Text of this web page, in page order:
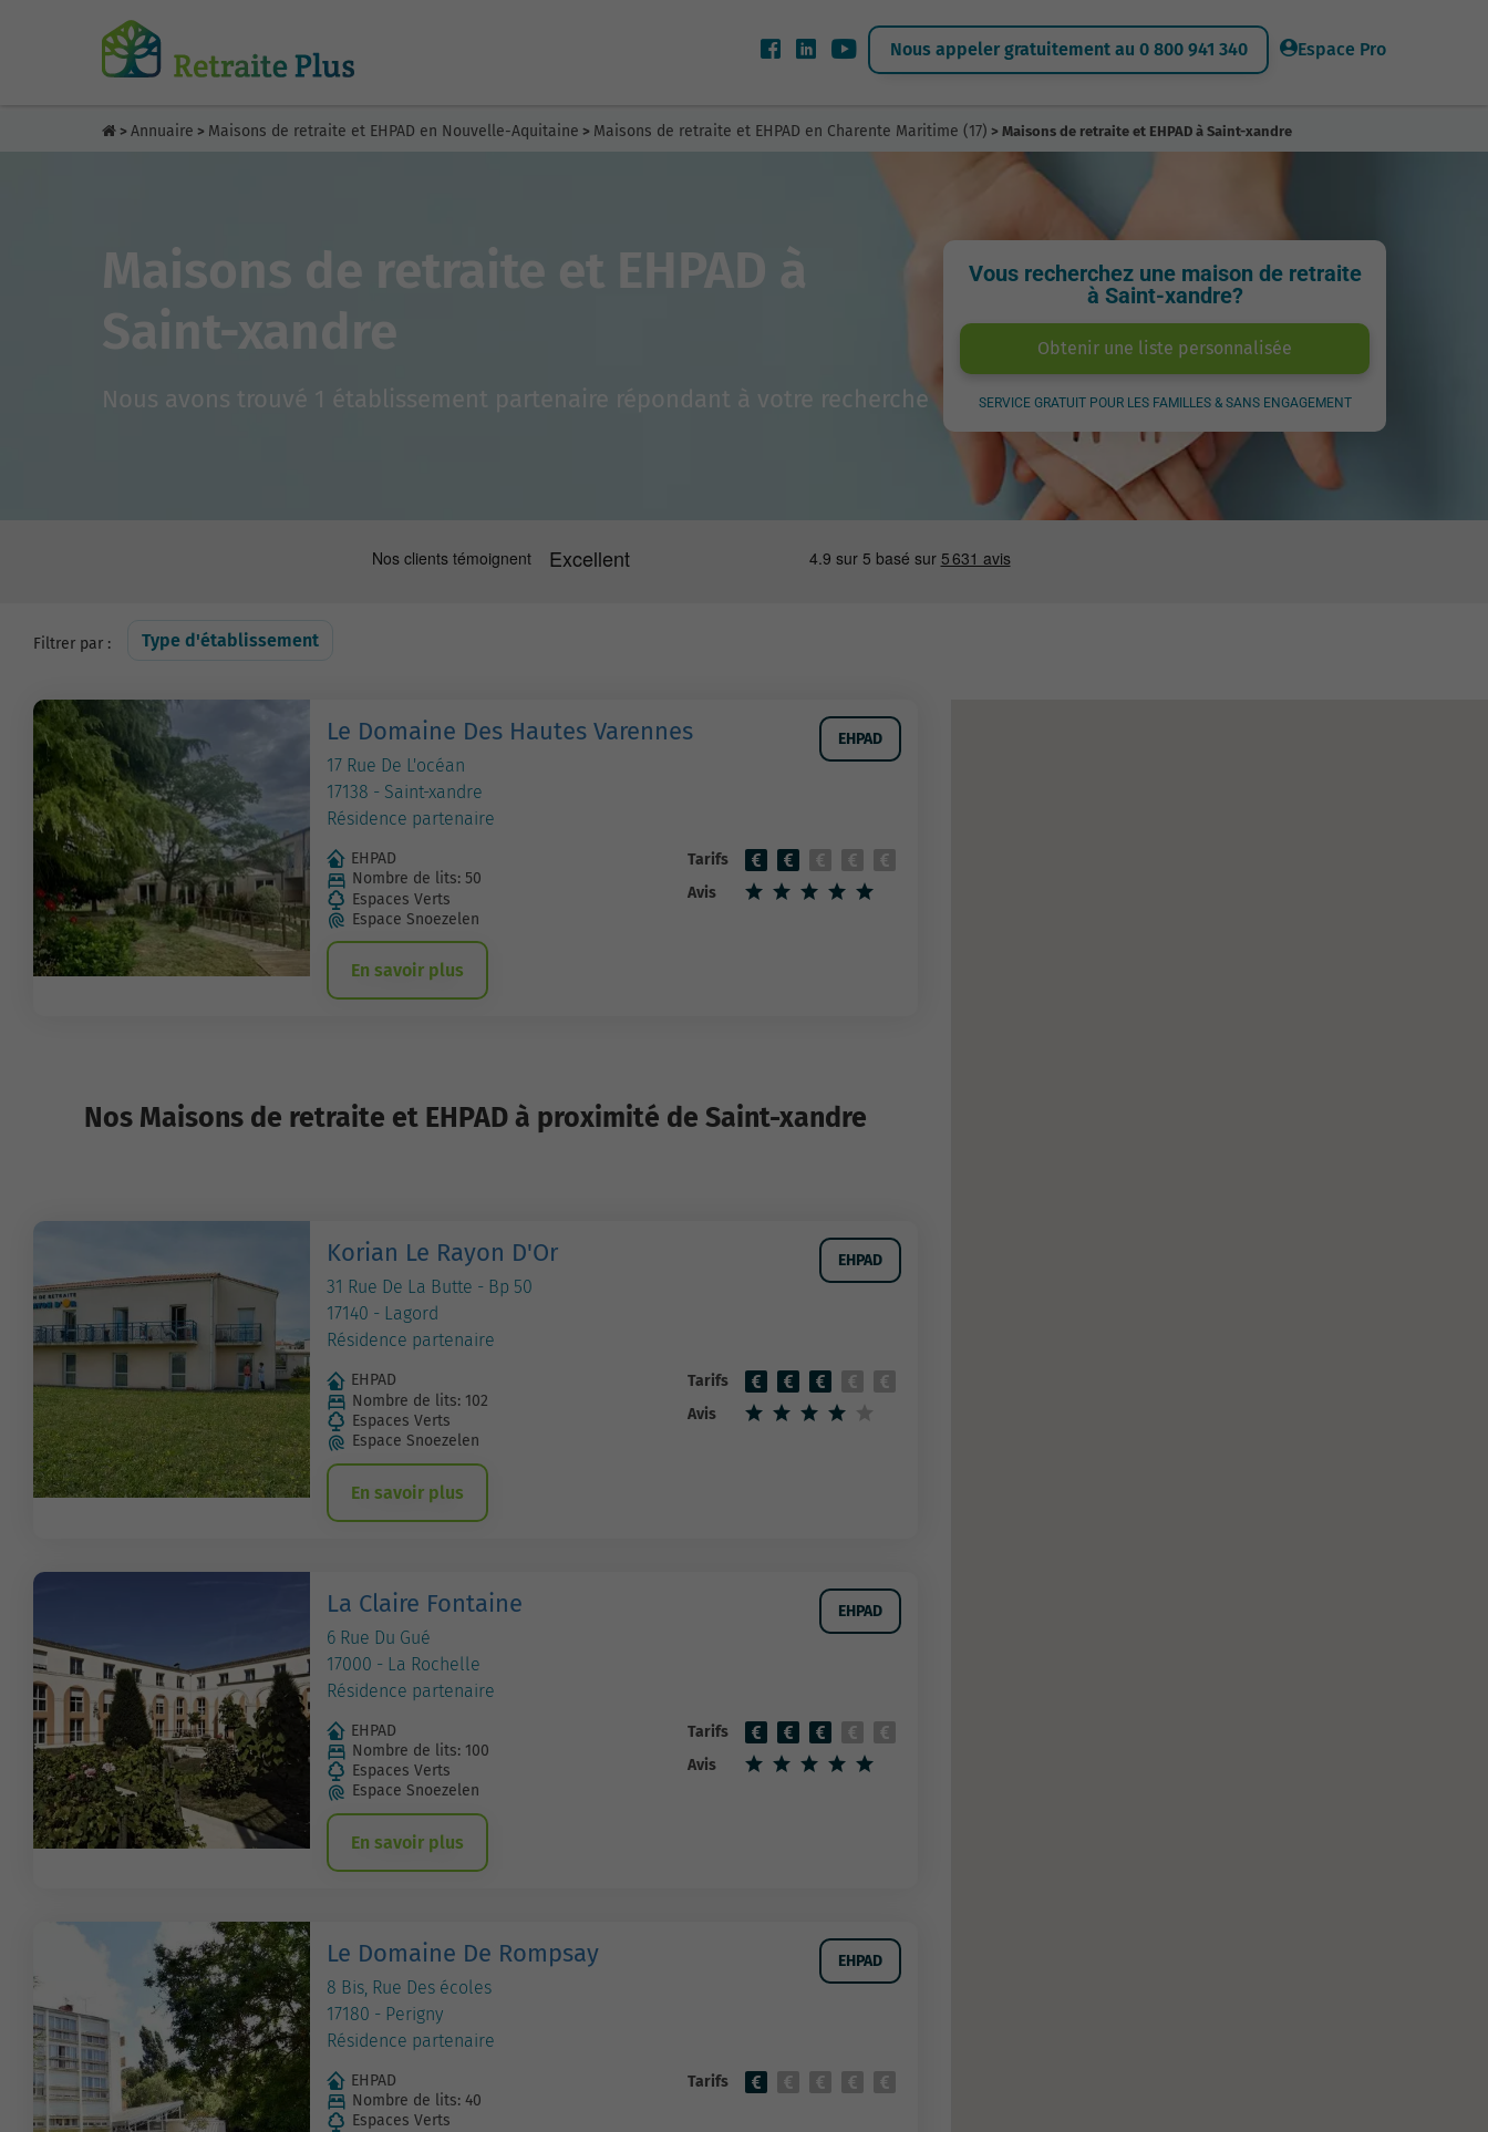
Nous appeler gratuitement au 0 800 941 340 Espace Pro
> Annuaire > Maisons de retraite et EHPAD en Nouvelle-Aquitaine > Maisons de retraite et EHPAD en Charente Maritime (17) > Maisons de retraite et EHPAD à Saint-xandre
Maisons de retraite et EHPAD à
Saint-xandre
Nous avons trouvé 1 établissement partenaire répondant à votre recherche
Vous recherchez une maison de retraite
à Saint-xandre?
Obtenir une liste personnalisée
SERVICE GRATUIT POUR LES FAMILLES & SANS ENGAGEMENT
Filtrer par : Type d'établissement
Le Domaine Des Hautes Varennes
17 Rue De L'océan
17138 - Saint-xandre
Résidence partenaire
EHPAD
EHPAD
Nombre de lits: 50
Espaces Verts
Espace Snoezelen
Tarifs
Avis
En savoir plus
Nos Maisons de retraite et EHPAD à proximité de Saint-xandre
Korian Le Rayon D'Or
31 Rue De La Butte - Bp 50
17140 - Lagord
Résidence partenaire
EHPAD
EHPAD
Nombre de lits: 102
Espaces Verts
Espace Snoezelen
Tarifs
Avis
En savoir plus
La Claire Fontaine
6 Rue Du Gué
17000 - La Rochelle
Résidence partenaire
EHPAD
EHPAD
Nombre de lits: 100
Espaces Verts
Espace Snoezelen
Tarifs
Avis
En savoir plus
Le Domaine De Rompsay
8 Bis, Rue Des écoles
17180 - Perigny
Résidence partenaire
EHPAD
EHPAD
Nombre de lits: 40
Espaces Verts
Tarifs